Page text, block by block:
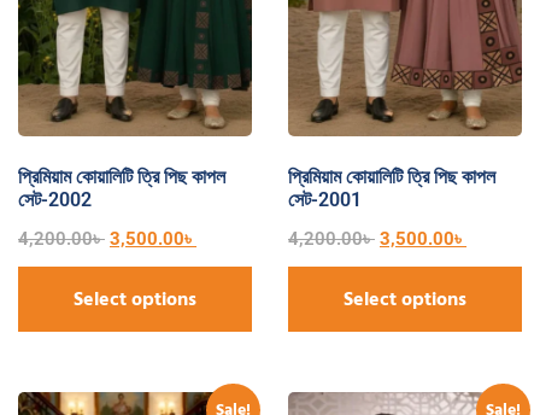
প্রিমিয়াম কোয়ালিটি ত্রি পিছ কাপল
সেট-2002
4,200.00৳ 3,500.00৳
Select options
প্রিমিয়াম কোয়ালিটি ত্রি পিছ কাপল
সেট-2001
4,200.00৳ 3,500.00৳
Select options